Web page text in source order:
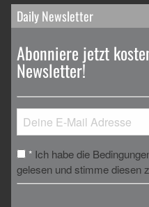
Daily Newsletter
Abonniere jetzt
Newsletter!
* Ich habe die
gelesen und stimme diesen